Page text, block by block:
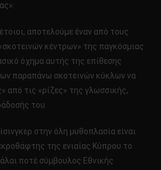
αποτελούμε έναν από τους
κέντρων» της παγκόσμιας
όχημα αυτής της επίθεσης
παραπάνω σκοτεινών κύκλων να
από τις «ρίζες» της γλωσσικής,
του.
στην όλη μυθοπλασία είναι
της ενιαίας Κύπρου το
ποτέ σύμβουλος Εθνικής